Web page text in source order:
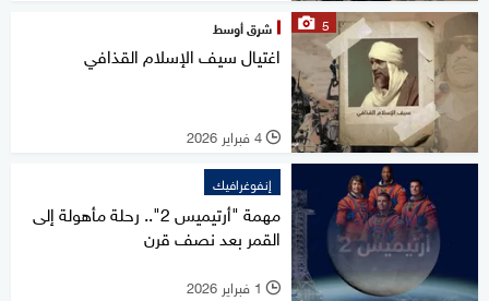
5 شرق أوسط
اغتيال سيف الإسلام القذافي
l 4 فبراير 2026
إنفوغرافيك
مهمة "أرتيميس 2".. رحلة مأهولة إلى
القمر بعد نصف قرن
l 1 فبراير 2026